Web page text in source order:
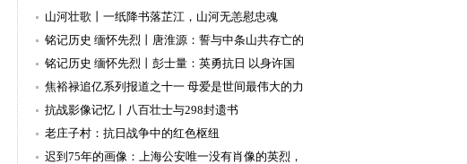
山河壮歌丨一纸降书落芷江，山河无恙慰忠魂
铭记历史 缅怀先烈丨唐淮源：誓与中条山共存亡的
抗日英烈
铭记历史 缅怀先烈丨彭士量：英勇抗日 以身许国
焦裕禄追亿系列报道之十一 母爱是世间最伟大的力
量 言传身教
抗战影像记忆丨八百壮士与298封遗书
老庄子村：抗日战争中的红色枢纽
迟到75年的画像：上海公安唯一没有肖像的英烈，